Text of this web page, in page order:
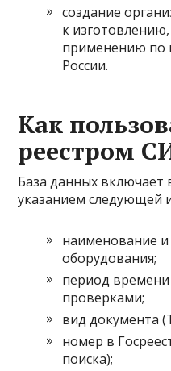
создание
к
применению по
России.
Как
реестром
База данных включает
указанием следующей
наименование
оборудования;
период
проверками;
вид документа
номер в
поиска);